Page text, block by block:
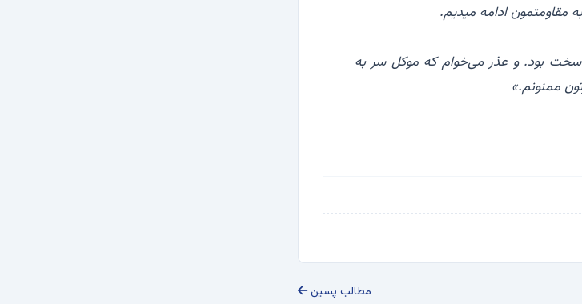
مقاومتمون ادامه میدیم.
سخت بود. و عذر می‌خوام که موکل سر به
ممنونم.»
مطالب پسین